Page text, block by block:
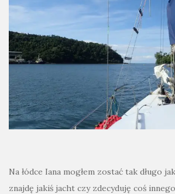
Na łódce Iana mogłem zostać tak długo
znajdę jakiś jacht czy zdecyduję coś